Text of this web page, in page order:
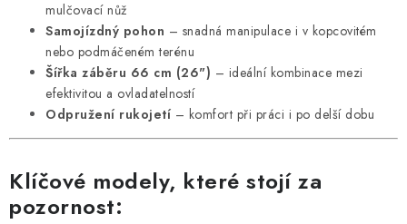
mulčovací nůž
Samojízdný pohon – snadná manipulace i v kopcovitém
nebo podmáčeném terénu
Šířka záběru 66 cm (26") – ideální kombinace mezi
efektivitou a ovladatelností
Odpružení rukojetí – komfort při práci i po delší dobu
Klíčové modely, které stojí za
pozornost: